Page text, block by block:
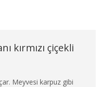
kırmızı çiçekli
Meyvesi karpuz gibi